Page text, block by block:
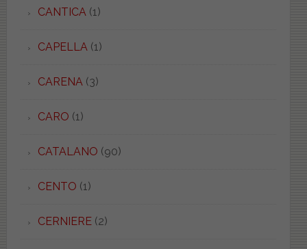
CANTICA (1)
CAPELLA (1)
CARENA (3)
CARO (1)
CATALANO (90)
CENTO (1)
CERNIERE(2)